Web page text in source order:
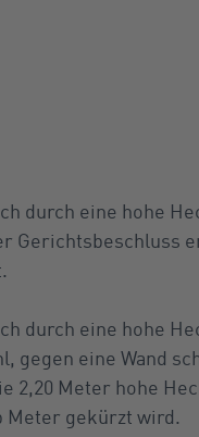
durch eine hohe
Gerichtsbeschluss
durch eine hohe
gegen eine Wand
2,20 Meter hohe
Meter gekürzt wird.